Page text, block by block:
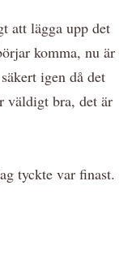
att lägga upp det
komma, nu är
igen då det
väldigt bra, det är
tyckte var finast.